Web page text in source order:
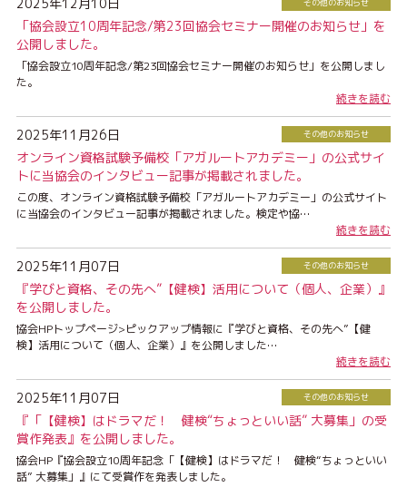
その他のお知らせ
「協会設立10周年記念/第23回協会セミナー開催のお知らせ」を
公開しました。
「協会設立10周年記念/第23回協会セミナー開催のお知らせ」を公開しまし
た。
続きを読む
2025年11月26日 その他のお知らせ
オンライン資格試験予備校「アガルートアカデミー」の公式サイ
トに当協会のインタビュー記事が掲載されました。
この度、オンライン資格試験予備校「アガルートアカデミー」の公式サイト
に当協会のインタビュー記事が掲載されました。検定や協…
続きを読む
2025年11月07日 その他のお知らせ
『学びと資格、その先へ”【健検】活用について（個人、企業）』
を公開しました。
協会HPトップページ>ピックアップ情報に『学びと資格、その先へ”【健
検】活用について（個人、企業）』を公開しました…
続きを読む
2025年11月07日 その他のお知らせ
『「【健検】はドラマだ！ 健検“ちょっといい話” 大募集」の受
賞作発表』を公開しました。
協会HP『協会設立10周年記念「【健検】はドラマだ！ 健検“ちょっといい
話” 大募集」』にて受賞作を発表しました。